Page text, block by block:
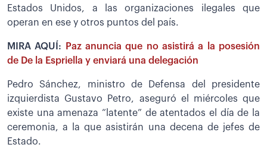
Estados Unidos, a las organizaciones ilegales que
operan en ese y otros puntos del país.
MIRA AQUÍ:
Paz anuncia que no asistirá a la posesión
de De la Espriella y enviará una delegación
Pedro Sánchez, ministro de Defensa del presidente
izquierdista Gustavo Petro, aseguró el miércoles que
existe una amenaza “latente” de atentados el día de la
ceremonia, a la que asistirán una decena de jefes de
Estado.